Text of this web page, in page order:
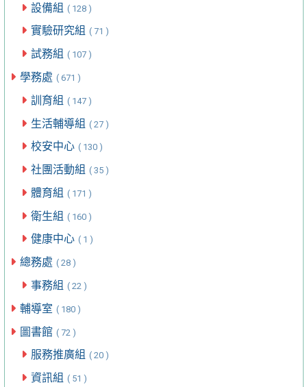
設備組 ( 128 )
實驗研究組 ( 71 )
試務組 ( 107 )
學務處 ( 671 )
訓育組 ( 147 )
生活輔導組 ( 27 )
校安中心 ( 130 )
社團活動組 ( 35 )
體育組 ( 171 )
衛生組 ( 160 )
健康中心 ( 1 )
總務處 ( 28 )
事務組 ( 22 )
輔導室 ( 180 )
圖書館 ( 72 )
服務推廣組 ( 20 )
資訊組 ( 51 )